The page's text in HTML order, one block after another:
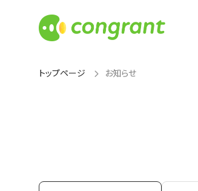
トップページ お知らせ